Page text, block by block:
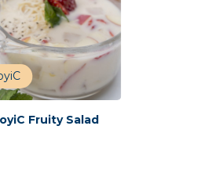
Fruity Salad